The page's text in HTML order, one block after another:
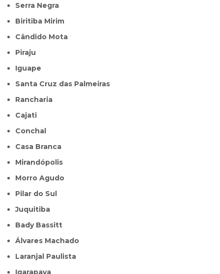
Serra Negra
Biritiba Mirim
Cândido Mota
Piraju
Iguape
Santa Cruz das Palmeiras
Rancharia
Cajati
Conchal
Casa Branca
Mirandópolis
Morro Agudo
Pilar do Sul
Juquitiba
Bady Bassitt
Álvares Machado
Laranjal Paulista
Igarapava